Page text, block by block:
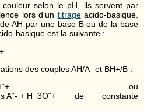
selon le pH, ils servent par
lors d'un titrageacido-basique.
AH par une base B ou de la base
basique est la suivante :
des couples AH/A- et BH+/B :
ou
de constante